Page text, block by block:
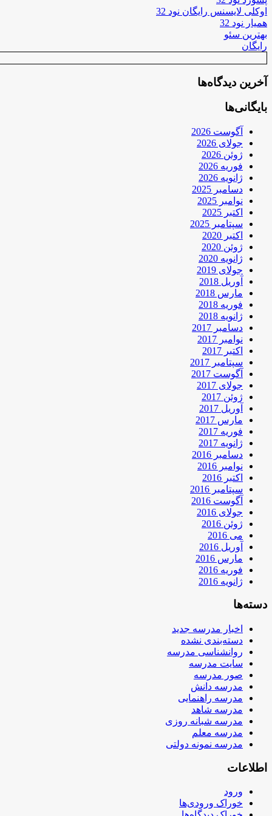
اوکلی لایسنس رایگان نود 32
همیار نود 32
بهترین سئو
رایگان
آخرین دیدگاه‌ها
بایگانی‌ها
آگوست 2026
جولای 2026
ژوئن 2026
فوریه 2026
ژانویه 2026
دسامبر 2025
نوامبر 2025
اکتبر 2025
سپتامبر 2025
اکتبر 2020
ژوئن 2020
ژانویه 2020
جولای 2019
آوریل 2018
مارس 2018
فوریه 2018
ژانویه 2018
دسامبر 2017
نوامبر 2017
اکتبر 2017
سپتامبر 2017
آگوست 2017
جولای 2017
ژوئن 2017
آوریل 2017
مارس 2017
فوریه 2017
ژانویه 2017
دسامبر 2016
نوامبر 2016
اکتبر 2016
سپتامبر 2016
آگوست 2016
جولای 2016
ژوئن 2016
می 2016
آوریل 2016
مارس 2016
فوریه 2016
ژانویه 2016
دسته‌ها
اخبار مدرسه جدید
دسته‌بندی نشده
روانشناسی مدرسه
سایت مدرسه
صور مدرسه
مدرسه دانش
مدرسه راهنمایی
مدرسه شاهد
مدرسه شبانه روزی
مدرسه معلم
مدرسه نمونه دولتی
اطلاعات
ورود
خوراک ورودی‌ها